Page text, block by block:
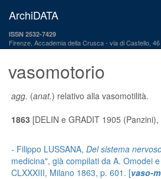
ArchiDATA
ISSN 2532-7429
Firenze, Accademia della Crusca via di Castello,
vasomotorio
agg. (anat.) relativo alla vasomotilità.
1863 [DELIN e GRADIT 1905
- Filippo LUSSANA, Del sistema
medicina", già compilati da A. Omodei
CLXXXIII, Milano 1863, p. 601. [vaso-